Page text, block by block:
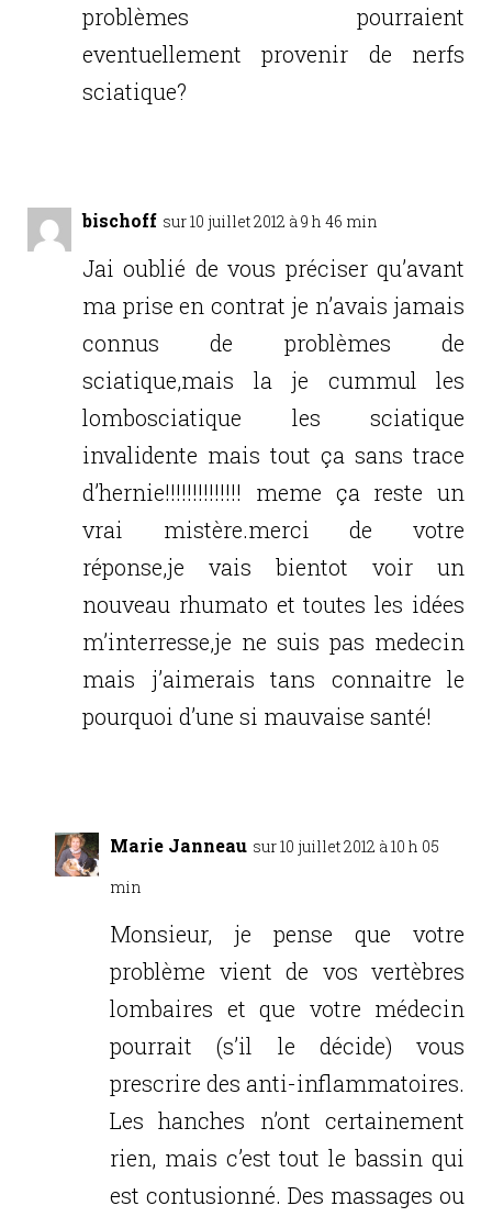
problèmes pourraient
eventuellement provenir de nerfs
sciatique?
bischoff sur 10 juillet 2012 à 9 h 46 min
Jai oublié de vous préciser qu’avant
ma prise en contrat je n’avais jamais
connus de problèmes de
sciatique,mais la je cummul les
lombosciatique les sciatique
invalidente mais tout ça sans trace
d’hernie!!!!!!!!!!!!!! meme ça reste un
vrai mistère.merci de votre
réponse,je vais bientot voir un
nouveau rhumato et toutes les idées
m’interresse,je ne suis pas medecin
mais j’aimerais tans connaitre le
pourquoi d’une si mauvaise santé!
Marie Janneau sur 10 juillet 2012 à 10 h 05
min
Monsieur, je pense que votre
problème vient de vos vertèbres
lombaires et que votre médecin
pourrait (s’il le décide) vous
prescrire des anti-inflammatoires.
Les hanches n’ont certainement
rien, mais c’est tout le bassin qui
est contusionné. Des massages ou